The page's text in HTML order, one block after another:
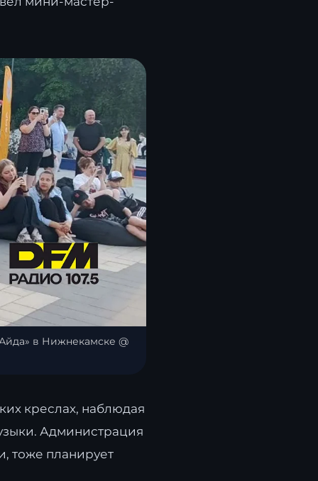
в Нижнекамске @
креслах, наблюдая
Администрация
тоже планирует